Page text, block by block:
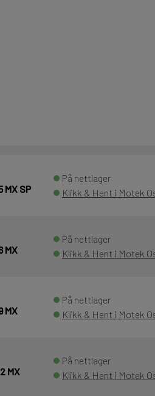
MX SP
På nettlager
Klikk & Hent i Motek
MX
På nettlager
Klikk & Hent i Motek
MX
På nettlager
Klikk & Hent i Motek
MX
På nettlager
Klikk & Hent i Motek